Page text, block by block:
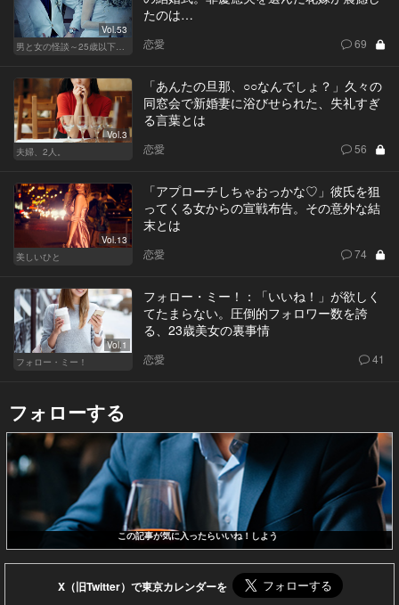
Vol.53
男と女の怪談～25歳以下閲覧禁止～
たのは…
恋愛 69
Vol.3
夫婦、2人。
「あんたの旦那、○○なんでしょ？」久々の
同窓会で新婚妻に浴びせられた、失礼すぎ
る言葉とは
恋愛 56
Vol.13
美しいひと
「アプローチしちゃおっかな♡」彼氏を狙
ってくる女からの宣戦布告。その意外な結
末とは
恋愛 74
Vol.1
フォロー・ミー！
フォロー・ミー！：「いいね！」が欲しく
てたまらない。圧倒的フォロワー数を誇
る、23歳美女の裏事情
恋愛 41
フォローする
この記事が気に入ったらいいね！しよう
X（旧Twitter）で東京カレンダーを